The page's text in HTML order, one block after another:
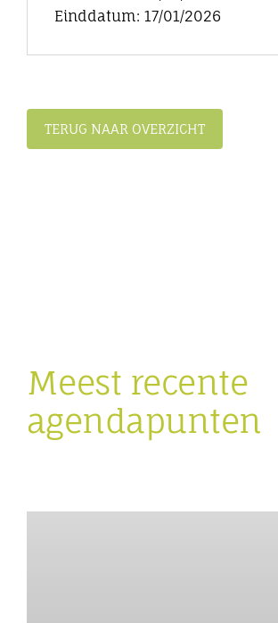
Einddatum: 17/01/2026
TERUG NAAR OVERZICHT
Meest recente
agendapunten